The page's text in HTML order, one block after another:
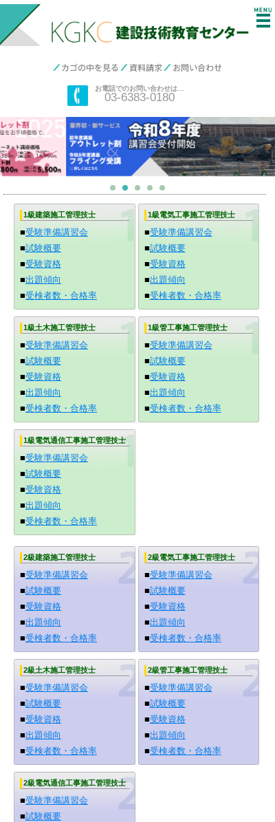
お電話でのお問い合わせは…
03-6383-0180
1級建築施工管理技士
■受験準備講習会
■試験概要
■受験資格
■出題傾向
■受検者数・合格率
1級電気工事施工管理技士
■受験準備講習会
■試験概要
■受験資格
■出題傾向
■受検者数・合格率
1級土木施工管理技士
■受験準備講習会
■試験概要
■受験資格
■出題傾向
■受検者数・合格率
1級管工事施工管理技士
■受験準備講習会
■試験概要
■受験資格
■出題傾向
■受検者数・合格率
1級電気通信工事施工管理技士
■受験準備講習会
■試験概要
■受験資格
■出題傾向
■受検者数・合格率
2級建築施工管理技士
■受験準備講習会
■試験概要
■受験資格
■出題傾向
■受検者数・合格率
2級電気工事施工管理技士
■受験準備講習会
■試験概要
■受験資格
■出題傾向
■受検者数・合格率
2級土木施工管理技士
■受験準備講習会
■試験概要
■受験資格
■出題傾向
■受検者数・合格率
2級管工事施工管理技士
■受験準備講習会
■試験概要
■受験資格
■出題傾向
■受検者数・合格率
2級電気通信工事施工管理技士
■受験準備講習会
■試験概要